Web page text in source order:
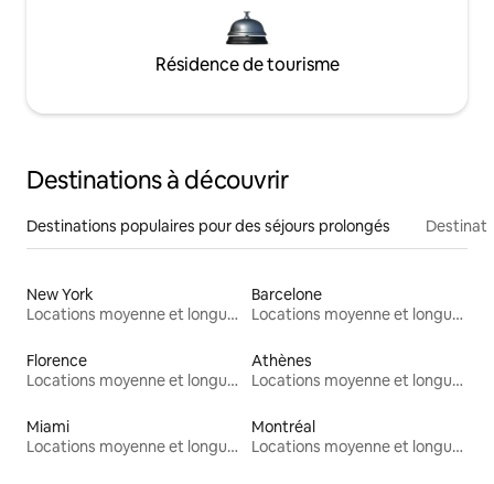
Résidence de tourisme
Destinations à découvrir
Destinations populaires pour des séjours prolongés
New York
Locations moyenne et longue durée
Barcelone
Locations moyenne et longue durée
Florence
Locations moyenne et longue durée
Athènes
Locations moyenne et longue durée
Miami
Locations moyenne et longue durée
Montréal
Locations moyenne et longue durée